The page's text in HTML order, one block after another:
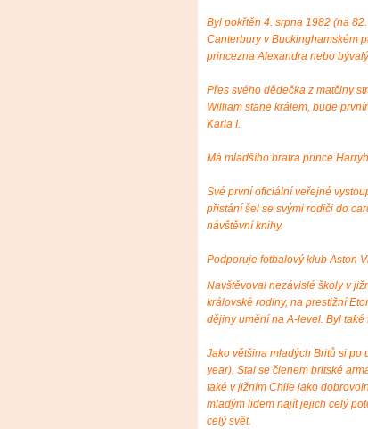
Byl pokřtěn 4. srpna 1982 (na
Canterbury v Buckinghamském
princezna Alexandra nebo
Přes svého dědečka z matčiny
William stane králem, bude
Karla I.
Má mladšího bratra prince
Své první oficiální veřejné
přistání šel se svými rodiči do
návštěvní knihy.
Podporuje fotbalový klub Aston
Navštěvoval nezávislé školy v
královské rodiny, na prestižní
dějiny umění na A-level. Byl také
Jako většina mladých Britů si po
year). Stal se členem britské
také v jižním Chile jako
mladým lidem najít jejich celý
celý svět.